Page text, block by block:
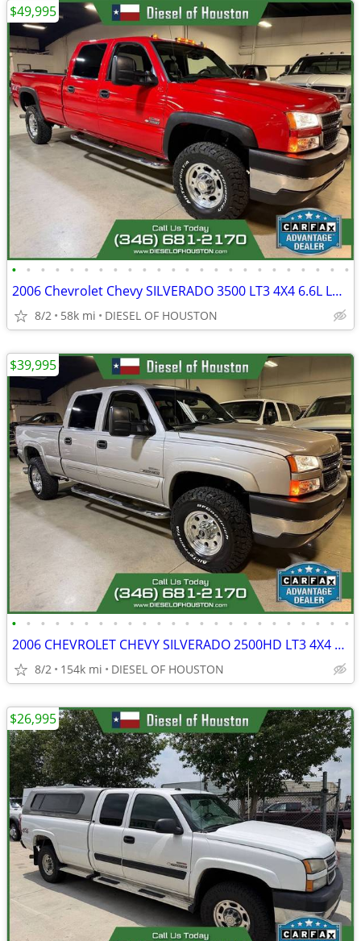
• • • • • • • • • • • • • • • • • • • • • • • •
2006 Chevrolet Chevy SILVERADO 3500 LT3 4X4 6.6L LBZ DURAMAX DIESEL 58
8/2 58k mi DIESEL OF HOUSTON
$49,995
• • • • • • • • • • • • • • • • • • • • • • • •
2006 CHEVROLET CHEVY SILVERADO 2500HD LT3 4X4 6.6L LBZ DURAMAX DIESEL
8/2 154k mi DIESEL OF HOUSTON
$39,995
$26,995